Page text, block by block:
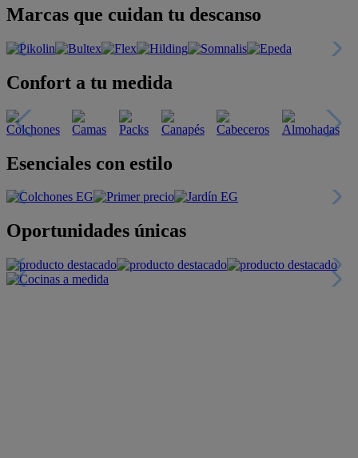
Marcas que cuidan tu descanso
Confort a tu medida
Esenciales con estilo
Oportunidades únicas